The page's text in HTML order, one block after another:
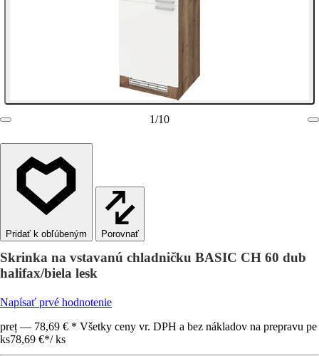
1/10
Porovnať
Skrinka na vstavanú chladničku BASIC CH 60 dub
halifax/biela lesk
Napísať prvé hodnotenie
preț — 78,69 € * Všetky ceny vr. DPH a bez nákladov na prepravu pe
ks78,69 €*/ ks